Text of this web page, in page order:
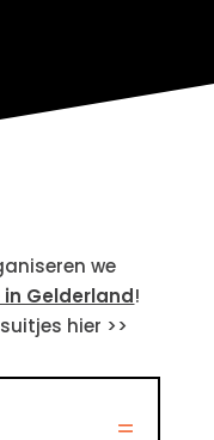
we
Gelderland!
hier >>